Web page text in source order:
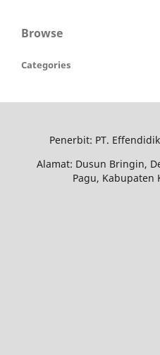
Browse
Categories
Penerbit: PT.
Alamat: Dusun Bringin,
Pagu, Kabupaten